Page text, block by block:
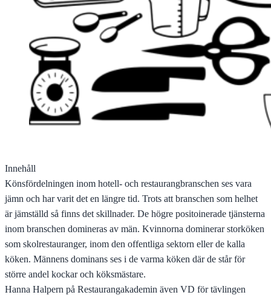
Innehåll
Könsfördelningen inom hotell- och restaurangbranschen ses vara
jämn och har varit det en längre tid. Trots att branschen som helhet
är jämställd så finns det skillnader. De högre positoinerade tjänsterna
inom branschen domineras av män. Kvinnorna dominerar storköken
som skolrestauranger, inom den offentliga sektorn eller de kalla
köken. Männens dominans ses i de varma köken där de står för
större andel kockar och köksmästare.
Hanna Halpern på Restaurangakademin även VD för tävlingen